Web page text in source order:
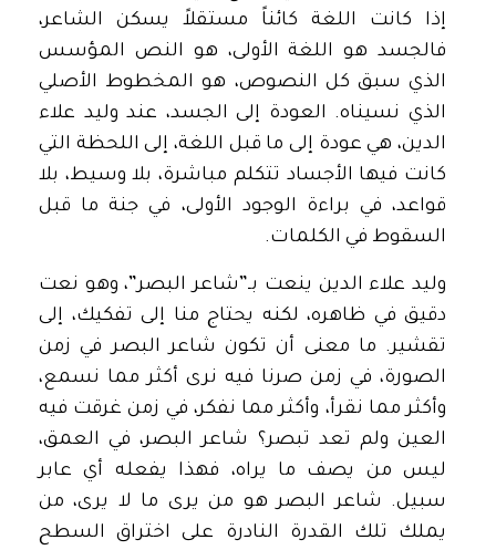
إذا كانت اللغة كائناً مستقلاً يسكن الشاعر،
فالجسد هو اللغة الأولى، هو النص المؤسس
الذي سبق كل النصوص، هو المخطوط الأصلي
الذي نسيناه. العودة إلى الجسد، عند وليد علاء
الدين، هي عودة إلى ما قبل اللغة، إلى اللحظة التي
كانت فيها الأجساد تتكلم مباشرة، بلا وسيط، بلا
قواعد، في براءة الوجود الأولى، في جنة ما قبل
السقوط في الكلمات.
وليد علاء الدين ينعت بـ”شاعر البصر”، وهو نعت
دقيق في ظاهره، لكنه يحتاج منا إلى تفكيك، إلى
تقشير. ما معنى أن تكون شاعر البصر في زمن
الصورة، في زمن صرنا فيه نرى أكثر مما نسمع،
وأكثر مما نقرأ، وأكثر مما نفكر، في زمن غرقت فيه
العين ولم تعد تبصر؟ شاعر البصر، في العمق،
ليس من يصف ما يراه، فهذا يفعله أي عابر
سبيل. شاعر البصر هو من يرى ما لا يرى، من
يملك تلك القدرة النادرة على اختراق السطح